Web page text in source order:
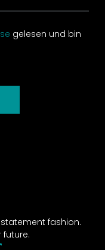
fashion.
gelesen und bin